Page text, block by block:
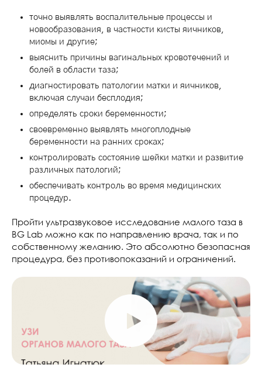
точно выявлять воспалительные процессы и
новообразования, в частности кисты яичников,
миомы и другие;
выяснить причины вагинальных кровотечений и
болей в области таза;
диагностировать патологии матки и яичников,
включая случаи бесплодия;
определять сроки беременности;
своевременно выявлять многоплодные
беременности на ранних сроках;
контролировать состояние шейки матки и развитие
различных патологий;
обеспечивать контроль во время медицинских
процедур.
Пройти ультразвуковое исследование малого таза в
BG Lab можно как по направлению врача, так и по
собственному желанию. Это абсолютно безопасная
процедура, без противопоказаний и ограничений.